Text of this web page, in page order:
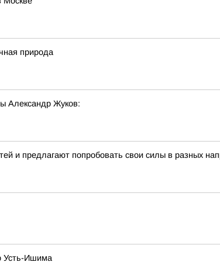
природа
Александр Жуков:
и предлагают попробовать свои силы в разных
Усть-Ишима